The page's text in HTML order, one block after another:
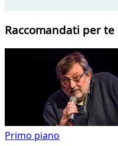
Raccomandati per te
Primo piano